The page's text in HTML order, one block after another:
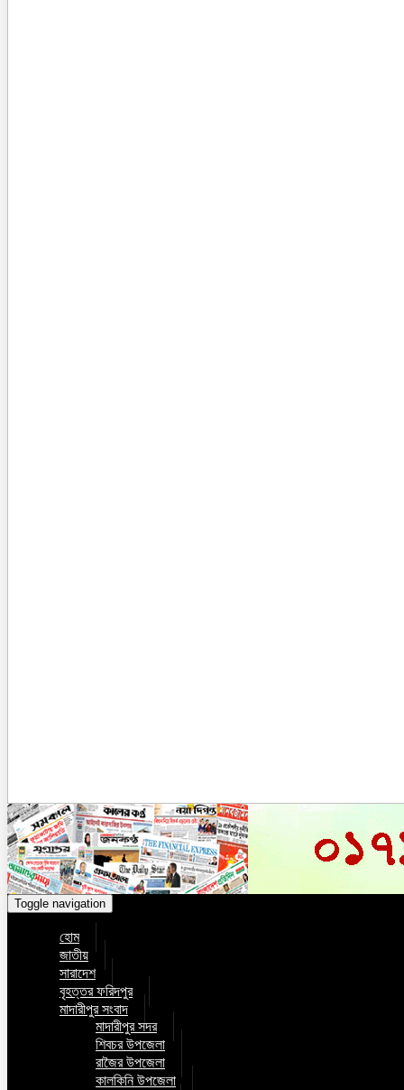
Toggle navigation
হোম
জাতীয়
সারাদেশ
বৃহত্তর ফরিদপুর
মাদারীপুর সংবাদ
মাদারীপুর সদর
শিবচর উপজেলা
রাজৈর উপজেলা
কালকিনি উপজেলা